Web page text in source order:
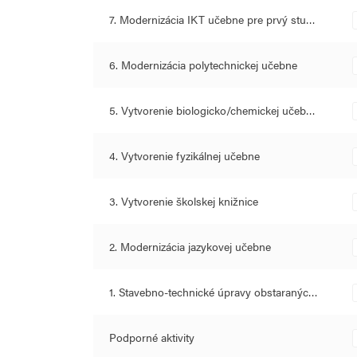
myslenie a samostatnosť žiakov.
7. Modernizácia IKT učebne pre prvý stu…
6. Modernizácia polytechnickej učebne
5. Vytvorenie biologicko/chemickej učeb…
4. Vytvorenie fyzikálnej učebne
3. Vytvorenie školskej knižnice
2. Modernizácia jazykovej učebne
1. Stavebno-technické úpravy obstaranýc…
Podporné aktivity